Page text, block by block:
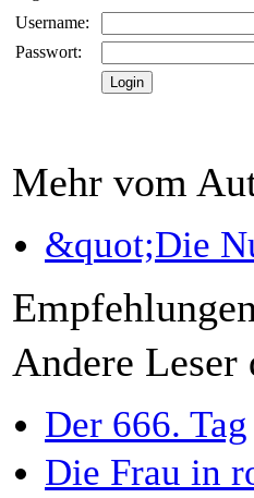
Username:
Passwort:
Mehr vom
&quot;Die
Empfehlungen
Andere Leser
Der 666. Tag
Die Frau in